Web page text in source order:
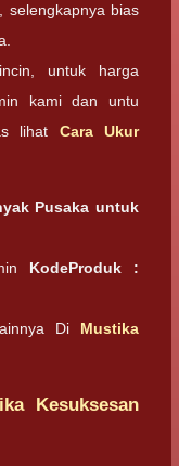
selengkapnya bias
untuk harga
kami dan untu
lihat Cara Ukur
Pusaka untuk
KodeProduk :
Di Mustika
Kesuksesan